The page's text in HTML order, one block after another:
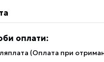
оплати:
(Оплата при